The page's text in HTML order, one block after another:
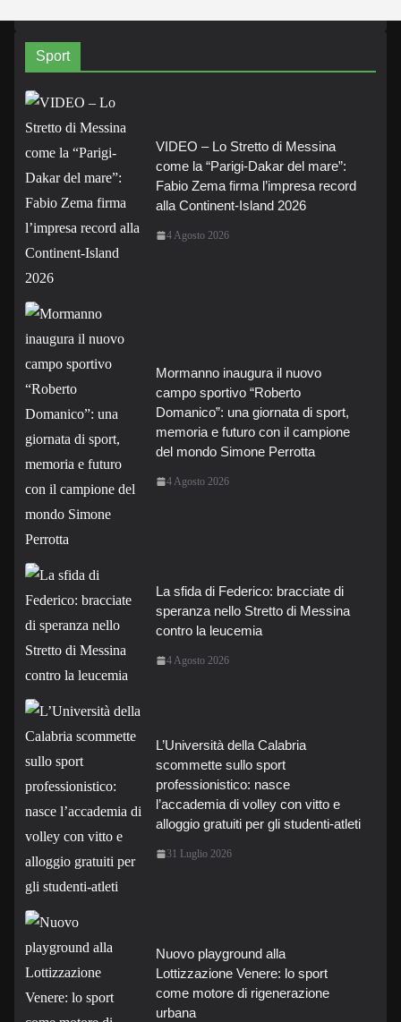
Sport
VIDEO – Lo Stretto di Messina
come la “Parigi-Dakar del mare”:
Fabio Zema firma l’impresa record
alla Continent-Island 2026
4 Agosto 2026
Mormanno inaugura il nuovo
campo sportivo “Roberto
Domanico”: una giornata di sport,
memoria e futuro con il campione
del mondo Simone Perrotta
4 Agosto 2026
La sfida di Federico: bracciate di
speranza nello Stretto di Messina
contro la leucemia
4 Agosto 2026
L’Università della Calabria
scommette sullo sport
professionistico: nasce
l’accademia di volley con vitto e
alloggio gratuiti per gli studenti-atleti
31 Luglio 2026
Nuovo playground alla
Lottizzazione Venere: lo sport
come motore di rigenerazione
urbana